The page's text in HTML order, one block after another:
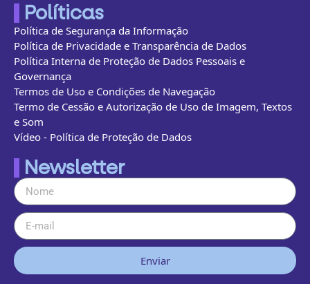
Políticas
Política de Segurança da Informação
Política de Privacidade e Transparência de Dados
Política Interna de Proteção de Dados Pessoais e
Governança
Termos de Uso e Condições de Navegação
Termo de Cessão e Autorização de Uso de Imagem, Textos
e Som
Vídeo - Política de Proteção de Dados
Newsletter
Enviar